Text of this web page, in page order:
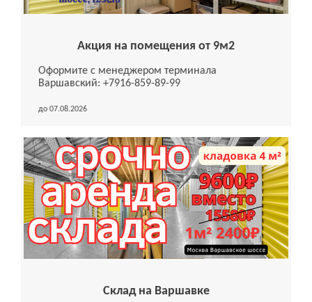
Акция на помещения от 9м2
Оформите с менеджером терминала
Варшавский: +7916-859-89-99
до 07.08.2026
Склад на Варшавке